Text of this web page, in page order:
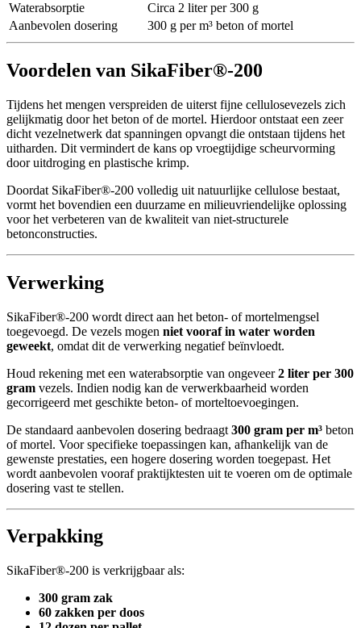
Waterabsorptie
Circa 2 liter per 300 g
Aanbevolen dosering
300 g per m³ beton of mortel
Voordelen van SikaFiber®-200
Tijdens het mengen verspreiden de uiterst fijne cellulosevezels zich
gelijkmatig door het beton of de mortel. Hierdoor ontstaat een zeer
dicht vezelnetwerk dat spanningen opvangt die ontstaan tijdens het
uitharden. Dit vermindert de kans op vroegtijdige scheurvorming
door uitdroging en plastische krimp.
Doordat SikaFiber®-200 volledig uit natuurlijke cellulose bestaat,
vormt het bovendien een duurzame en milieuvriendelijke oplossing
voor het verbeteren van de kwaliteit van niet-structurele
betonconstructies.
Verwerking
SikaFiber®-200 wordt direct aan het beton- of mortelmengsel
toegevoegd. De vezels mogen niet vooraf in water worden
geweekt, omdat dit de verwerking negatief beïnvloedt.
Houd rekening met een waterabsorptie van ongeveer2 liter per 300
gram vezels. Indien nodig kan de verwerkbaarheid worden
gecorrigeerd met geschikte beton- of morteltoevoegingen.
De standaard aanbevolen dosering bedraagt 300 gram per m³ beton
of mortel. Voor specifieke toepassingen kan, afhankelijk van de
gewenste prestaties, een hogere dosering worden toegepast. Het
wordt aanbevolen vooraf praktijktesten uit te voeren om de optimale
dosering vast te stellen.
Verpakking
SikaFiber®-200 is verkrijgbaar als:
300 gram zak
60 zakken per doos